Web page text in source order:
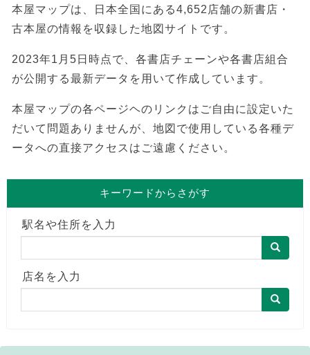
本屋マップは、日本全国にある4,652店舗の新書店・
古本屋の情報を収録した地図サイトです。
2023年1月5日時点で、各書店チェーンや各書店組合
が公開する最新データを用いて作成しています。
本屋マップの各ページヘのリンクはご自由に設定いた
だいて問題ありませんが、地図で使用している各種デ
ータへの直接アクセスはご遠慮ください。
キーワードからさがす
駅名や住所を入力
店名を入力